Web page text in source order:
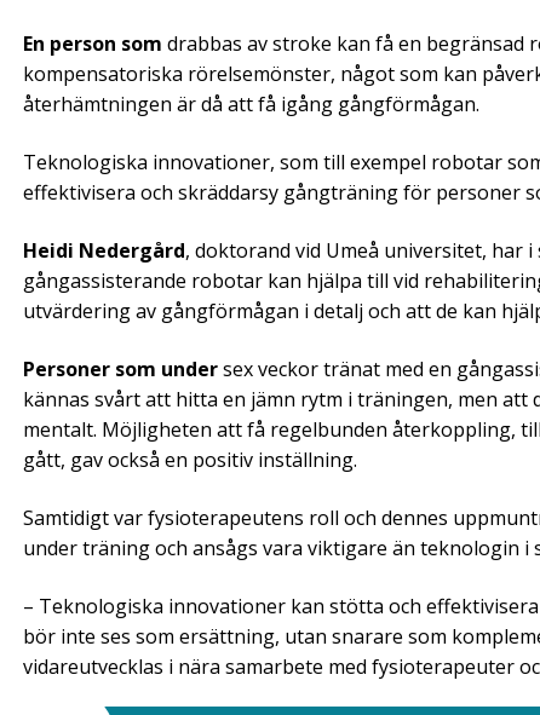
En person som drabbas av stroke kan få en begränsad
kompensatoriska rörelsemönster, något som kan
återhämtningen är då att få igång gångförmågan.
Teknologiska innovationer, som till exempel robotar
effektivisera och skräddarsy gångträning för personer
Heidi Nedergård, doktorand vid Umeå universitet, har
gångassisterande robotar kan hjälpa till vid
utvärdering av gångförmågan i detalj och att de kan
Personer som undersex veckor tränat med en
kännas svårt att hitta en jämn rytm i träningen, men
mentalt. Möjligheten att få regelbunden återkoppling,
gått, gav också en positiv inställning.
Samtidigt var fysioterapeutens roll och dennes
under träning och ansågs vara viktigare än teknologin i
– Teknologiska innovationer kan stötta och
bör inte ses som ersättning, utan snarare som
vidareutvecklas i nära samarbete med fysioterapeuter